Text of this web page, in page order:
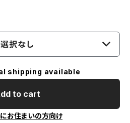
選択なし
shipping available
to cart
お住まいの方向け